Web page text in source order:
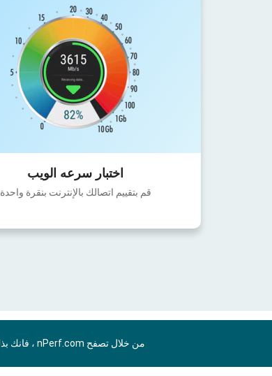
اختبار سرعه الويب
قم بتقييم اتصالك بالإنترنت بنقرة واحدة
من خلال تصفح nPerf.com ، فانك بذلك توافق علي